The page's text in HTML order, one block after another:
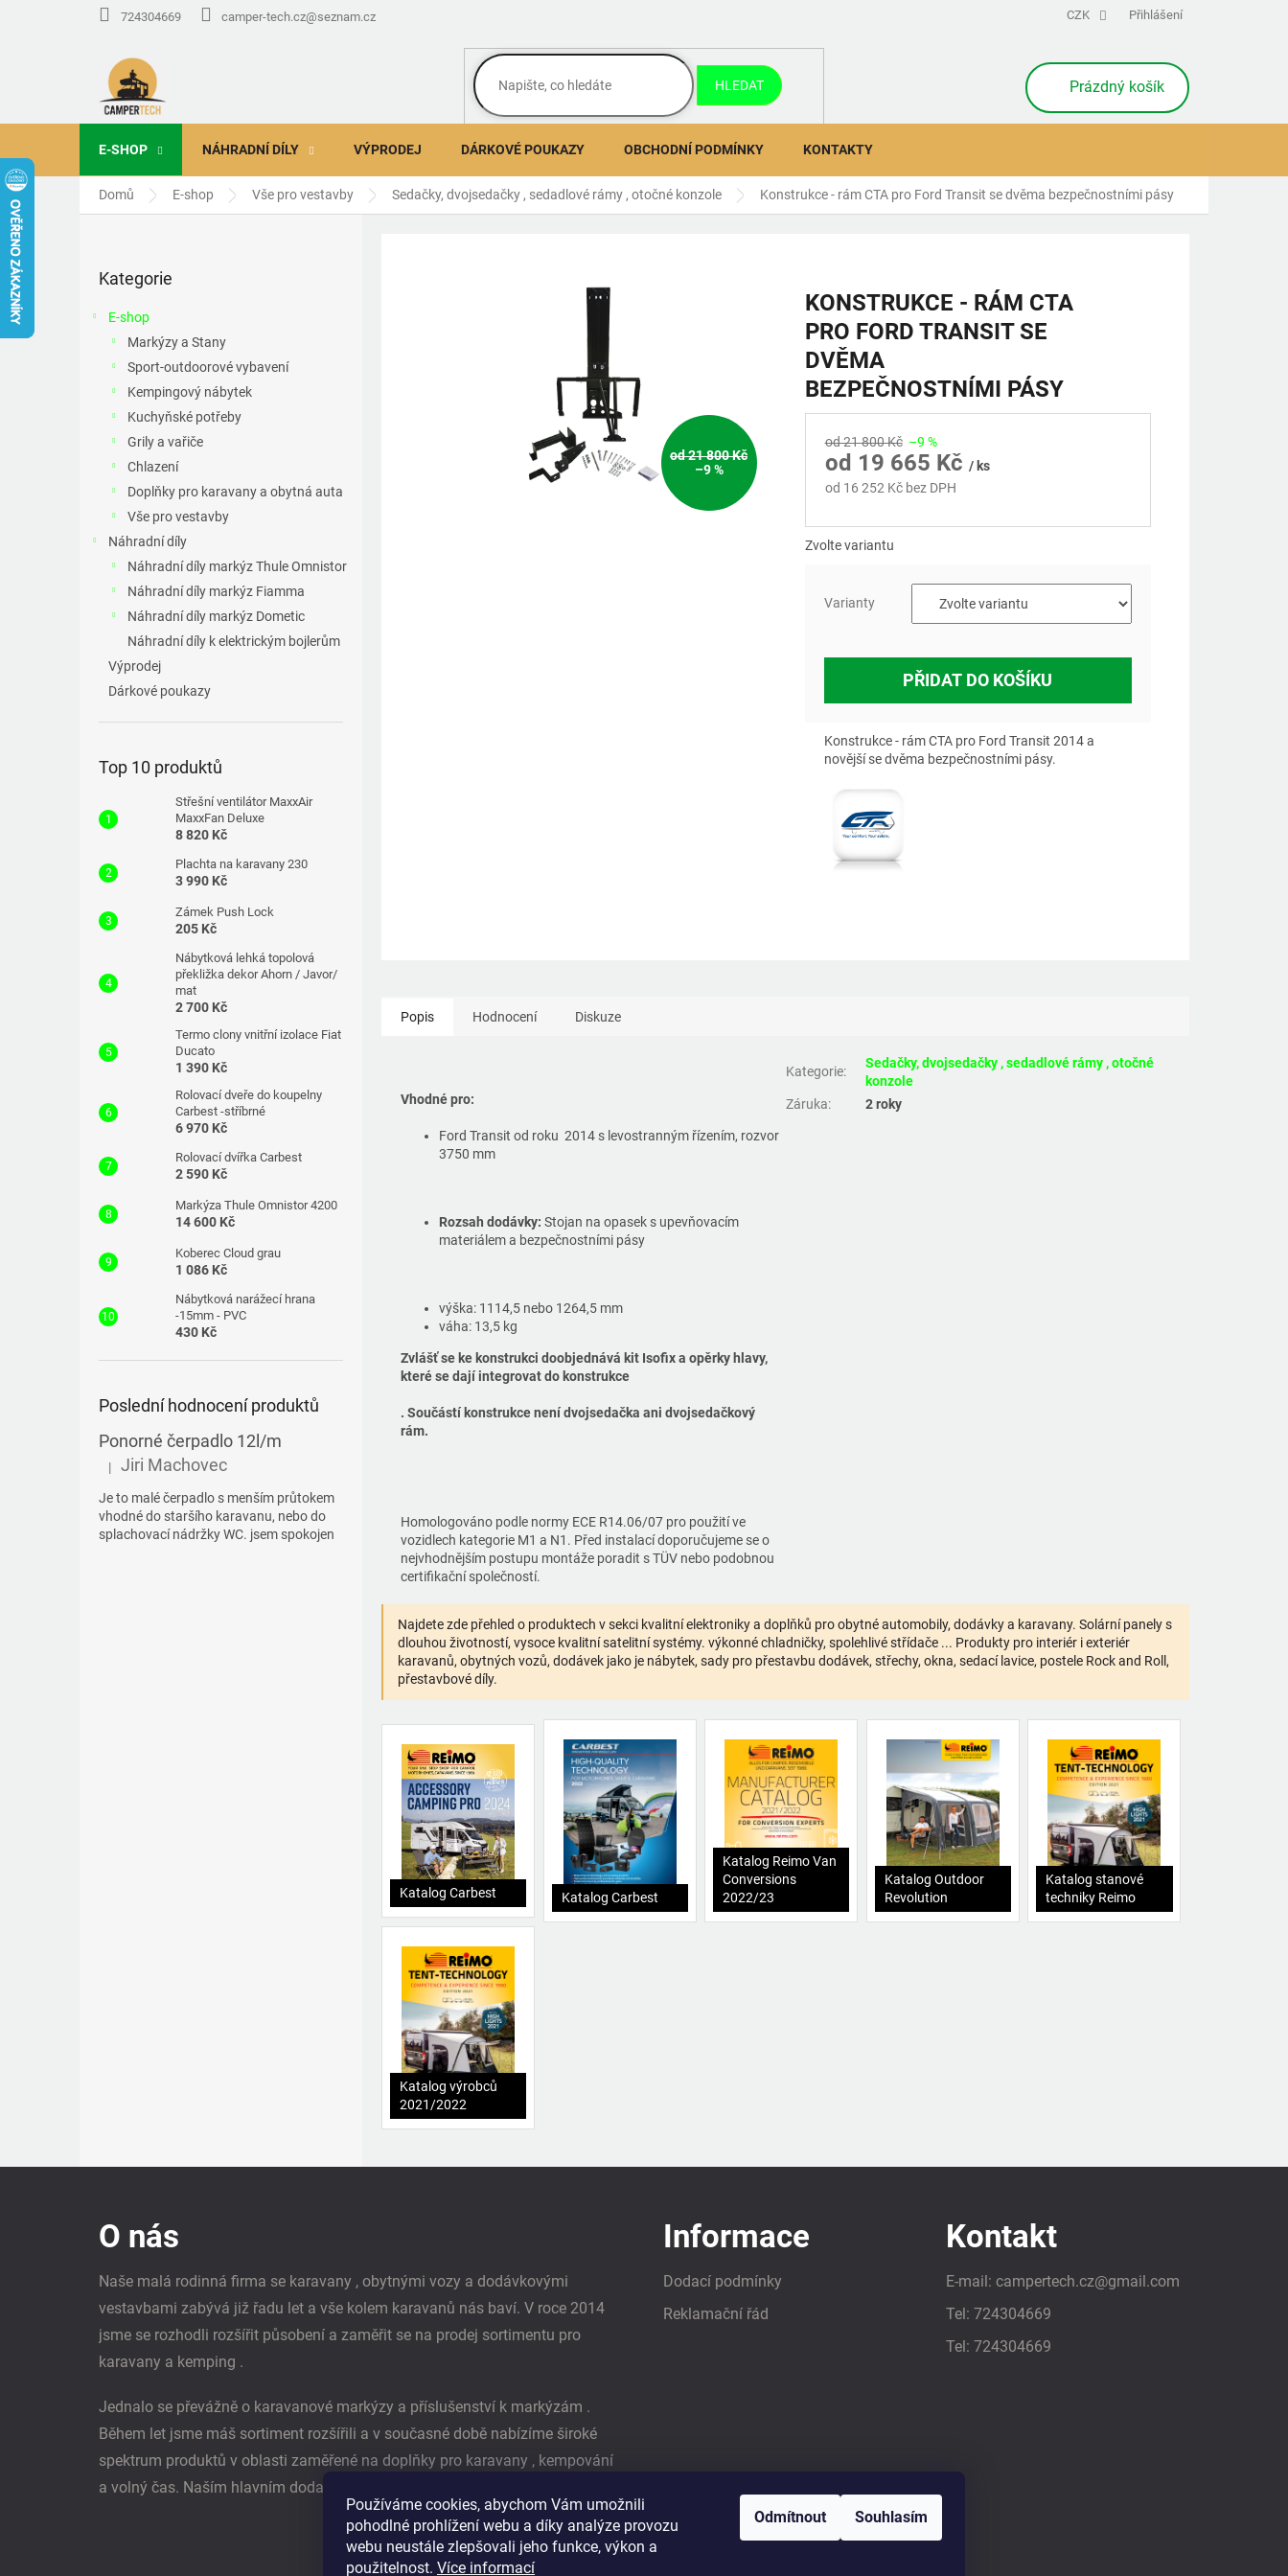
Používáme cookies, abychom Vám umožnili
pohodlné prohlížení webu a díky analýze provozu
webu neustále zlepšovali jeho funkce, výkon a
použitelnost. Více informací
Odmítnout Souhlasím
724304669 camper-tech.cz@seznam.cz CZK Přihlášení
HLEDAT
NÁKUPNÍ
KOŠÍK
Prázdný košík
E-SHOP NÁHRADNÍ DÍLY VÝPRODEJ DÁRKOVÉ POUKAZY OBCHODNÍ PODMÍNKY KONTAKTY
Domů E-shop Vše pro vestavby Sedačky, dvojsedačky , sedadlové rámy , otočné konzole Konstrukce - rám CTA pro Ford Transit se dvěma bezpečnostními pásy
kategorie
Kategorie
E-shop
Markýzy a Stany
Sport-outdoorové vybavení
Kempingový nábytek
Kuchyňské potřeby
Grily a vařiče
Chlazení
Doplňky pro karavany a obytná auta
Vše pro vestavby
Náhradní díly
Náhradní díly markýz Thule Omnistor
Náhradní díly markýz Fiamma
Náhradní díly markýz Dometic
Náhradní díly k elektrickým bojlerům
Výprodej
Dárkové poukazy
Top 10 produktů
Střešní ventilátor MaxxAir
MaxxFan Deluxe
8 820 Kč
Plachta na karavany 230
3 990 Kč
Zámek Push Lock
205 Kč
Nábytková lehká topolová
překližka dekor Ahorn / Javor/
mat
2 700 Kč
Termo clony vnitřní izolace Fiat
Ducato
1 390 Kč
Rolovací dveře do koupelny
Carbest -stříbrné
6 970 Kč
Rolovací dvířka Carbest
2 590 Kč
Markýza Thule Omnistor 4200
14 600 Kč
Koberec Cloud grau
1 086 Kč
Nábytková narážecí hrana
-15mm - PVC
430 Kč
Poslední hodnocení produktů
Ponorné čerpadlo 12l/m
Hodnocení produktu je 5 z 5 hvězdiček.
| Jiri Machovec
Je to malé čerpadlo s menším průtokem
vhodné do staršího karavanu, nebo do
splachovací nádržky WC. jsem spokojen
od 21 800 Kč
–9 %
KONSTRUKCE - RÁM CTA
PRO FORD TRANSIT SE
DVĚMA
BEZPEČNOSTNÍMI PÁSY
od 21 800 Kč –9 %
od 19 665 Kč / ks
od 16 252 Kčbez DPH
Zvolte variantu
Varianty
PŘIDAT DO KOŠÍKU
Konstrukce - rám CTA pro Ford Transit 2014 a
novější se dvěma bezpečnostními pásy.
Popis Hodnocení Diskuze
Vhodné pro:
Ford Transit od roku 2014 s levostranným řízením, rozvor
3750 mm
Rozsah dodávky: Stojan na opasek s upevňovacím
materiálem a bezpečnostními pásy
výška: 1114,5 nebo 1264,5 mm
váha: 13,5 kg
Zvlášť se ke konstrukci doobjednává kit Isofix a opěrky hlavy,
které se dají integrovat do konstrukce
. Součástí konstrukce není dvojsedačka ani dvojsedačkový
rám.
Homologováno podle normy ECE R14.06/07 pro použití ve
vozidlech kategorie M1 a N1. Před instalací doporučujeme se o
nejvhodnějším postupu montáže poradit s TÜV nebo podobnou
certifikační společností.
Kategorie:
Sedačky, dvojsedačky , sedadlové rámy , otočné
konzole
Záruka: 2 roky
Najdete zde přehled o produktech v sekci kvalitní elektroniky a doplňků pro obytné automobily, dodávky a karavany. Solární panely s
dlouhou životností, vysoce kvalitní satelitní systémy. výkonné chladničky, spolehlivé střídače ... Produkty pro interiér i exteriér
karavanů, obytných vozů, dodávek jako je nábytek, sady pro přestavbu dodávek, střechy, okna, sedací lavice, postele Rock and Roll,
přestavbové díly.
Katalog Carbest Katalog Carbest
Katalog Reimo Van
Conversions
2022/23
Katalog Outdoor
Revolution
Katalog stanové
techniky Reimo
Katalog výrobců
2021/2022
O nás
Naše malá rodinná firma se karavany , obytnými vozy a dodávkovými
vestavbami zabývá již řadu let a vše kolem karavanů nás baví. V roce 2014
jsme se rozhodli rozšířit působení a zaměřit se na prodej sortimentu pro
karavany a kemping .
Jednalo se převážně o karavanové markýzy a příslušenství k markýzám .
Během let jsme máš sortiment rozšířili a v současné době nabízíme široké
spektrum produktů v oblasti zaměřené na doplňky pro karavany , kempování
a volný čas. Naším hlavním dodavatel je německá firma Reimo
Informace
Dodací podmínky
Reklamační řád
Kontakt
E-mail: campertech.cz@gmail.com
Tel: 724304669
Tel: 724304669